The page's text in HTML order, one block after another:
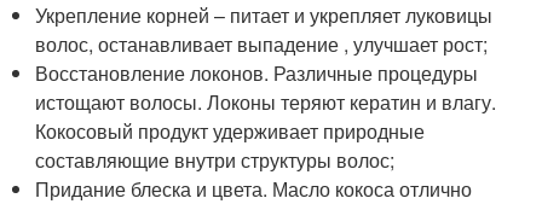
Укрепление корней – питает и укрепляет луковицы
волос, останавливает выпадение , улучшает рост;
Восстановление локонов. Различные процедуры
истощают волосы. Локоны теряют кератин и влагу.
Кокосовый продукт удерживает природные
составляющие внутри структуры волос;
Придание блеска и цвета. Масло кокоса отлично